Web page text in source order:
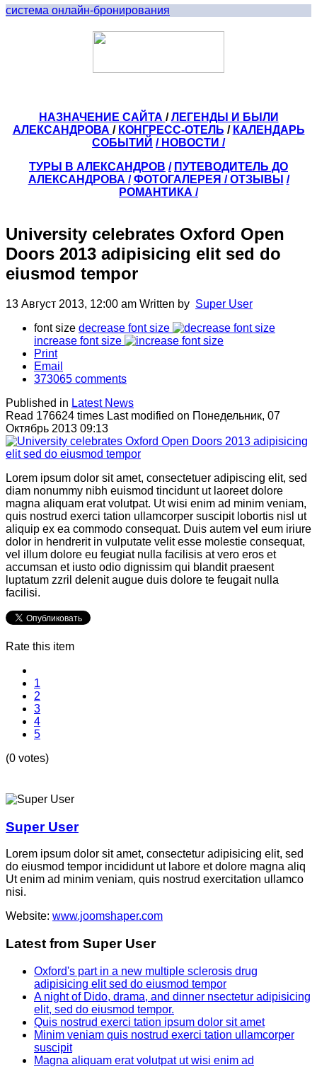
система онлайн-бронирования
НАЗНАЧЕНИЕ САЙТА /ЛЕГЕНДЫ И БЫЛИ
АЛЕКСАНДРОВА / КОНГРЕСС-ОТЕЛЬ / КАЛЕНДАРЬ
СОБЫТИЙ / НОВОСТИ /
ТУРЫ В АЛЕКСАНДРОВ / ПУТЕВОДИТЕЛЬ ДО
АЛЕКСАНДРОВА / ФОТОГАЛЕРЕЯ /ОТЗЫВЫ /
РОМАНТИКА /
University celebrates Oxford Open
Doors 2013 adipisicing elit sed do
eiusmod tempor
13 Август 2013, 12:00 am Written by Super User
font size decrease font size
increase font size
Print
Email
373065 comments
Published in Latest News
Read 176624 times Last modified on Понедельник, 07
Октябрь 2013 09:13
Lorem ipsum dolor sit amet, consectetuer adipiscing elit, sed
diam nonummy nibh euismod tincidunt ut laoreet dolore
magna aliquam erat volutpat. Ut wisi enim ad minim veniam,
quis nostrud exerci tation ullamcorper suscipit lobortis nisl ut
aliquip ex ea commodo consequat. Duis autem vel eum iriure
dolor in hendrerit in vulputate velit esse molestie consequat,
vel illum dolore eu feugiat nulla facilisis at vero eros et
accumsan et iusto odio dignissim qui blandit praesent
luptatum zzril delenit augue duis dolore te feugait nulla
facilisi.
Rate this item
1
2
3
4
5
(0 votes)
Super User
Lorem ipsum dolor sit amet, consectetur adipisicing elit, sed
do eiusmod tempor incididunt ut labore et dolore magna aliq
Ut enim ad minim veniam, quis nostrud exercitation ullamco
nisi.
Website: www.joomshaper.com
Latest from Super User
Oxford's part in a new multiple sclerosis drug
adipisicing elit sed do eiusmod tempor
A night of Dido, drama, and dinner nsectetur adipisicing
elit, sed do eiusmod tempor.
Quis nostrud exerci tation ipsum dolor sit amet
Minim veniam quis nostrud exerci tation ullamcorper
suscipit
Magna aliquam erat volutpat ut wisi enim ad